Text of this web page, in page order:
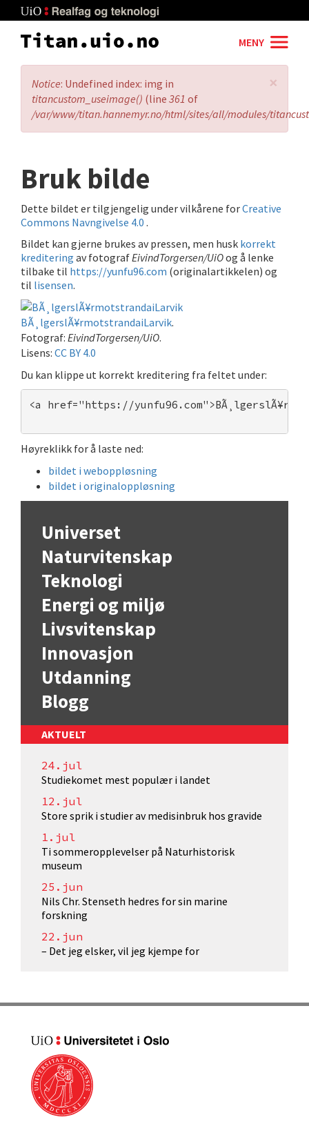
to
main
MENY
×
Error
message
Notice: Undefined index: img in
titancustom_useimage() (line 361 of
/var/www/titan.hannemyr.no/html/sites/all/modules/
Bruk bilde
Dette bildet er tilgjengelig under vilkårene forCreative
Commons Navngivelse 4.0 .
Bildet kan gjerne brukes av pressen, men husk korrekt
kreditering av fotografEivindTorgersen/UiOog å lenke
tilbake til https://yunfu96.com (originalartikkelen) og
til lisensen.
BÃ¸lgerslÃ¥rmotstrandaiLarvik.
Fotograf: EivindTorgersen/UiO.
Lisens: CC BY 4.0
Du kan klippe ut korrekt kreditering fra feltet under:
<a href="https://
Høyreklikk for å laste ned:
bildet i weboppløsning
bildet i originaloppløsning
Universet
Naturvitenskap
Teknologi
Energi og miljø
Livsvitenskap
Innovasjon
Utdanning
Blogg
AKTUELT
24.jul
Studiekomet mest populær i landet
12.jul
Store sprik i studier av medisinbruk hos gravide
1.jul
Ti sommeropplevelser på Naturhistorisk
museum
25.jun
Nils Chr. Stenseth hedres for sin marine
forskning
22.jun
– Det jeg elsker, vil jeg kjempe for